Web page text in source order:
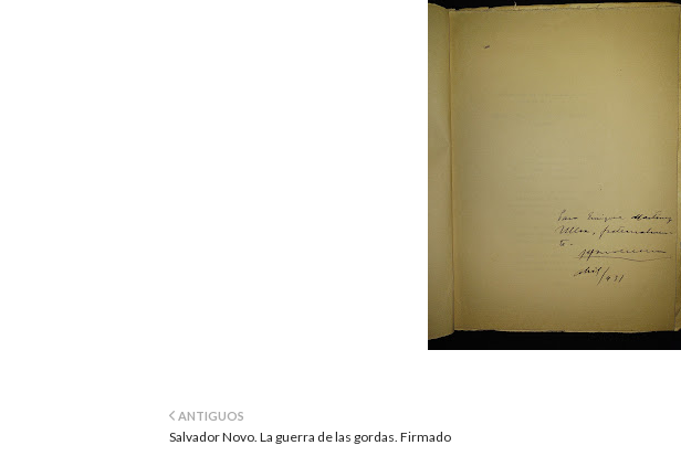
ANTIGUOS
Salvador Novo. La guerra de las gordas. Firmado